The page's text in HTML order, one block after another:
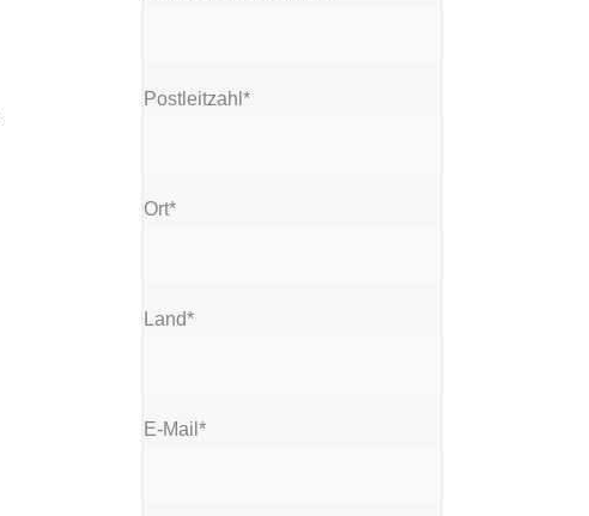
Postleitzahl*
Ort*
Land*
E-Mail*